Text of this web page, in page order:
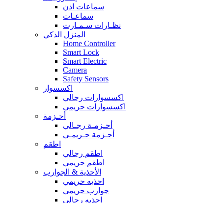
سماعات اذن
سماعـات
نظـارات سـمـارت
المنزل الذكي
Home Controller
Smart Lock
Smart Electric
Camera
Safety Sensors
اكسسوار
اكسسوارات رجالي
اكسسوارات حريمي
أحـزمة
أحـزمـة رجـالي
أحـزمة حـريمـي
اطقم
اطقم رجالي
اطقم حريمي
الأحذية & الجوارب
احذيه حريمي
جوارب حريمي
احذيه رجالي